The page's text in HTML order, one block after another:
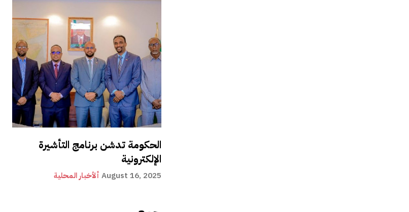
الحكومة تدشن برنامج التأشيرة
الإلكترونية
ألأخبار المحلية August 16, 2025